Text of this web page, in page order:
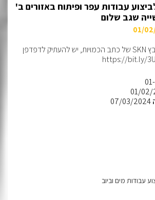
01-2024 לביצוע עבודות עפר ופיתוח באזורים ב'
שגב שלום
להורדת התוכניות וקובץ SKN של כתב הכמויות, יש להעתיק לדפדפן
01/02/
07/03/2024
עבודות מים וביוב